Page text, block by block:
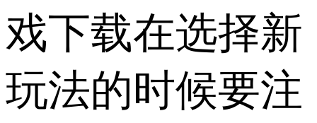
戏下载在选择新
玩法的时候要注